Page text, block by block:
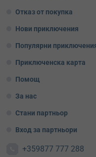
Отказ от покупка
Нови приключения
Популярни
Приключенска карта
Помощ
За нас
Стани партньор
Вход за партньори
+359877 777 288